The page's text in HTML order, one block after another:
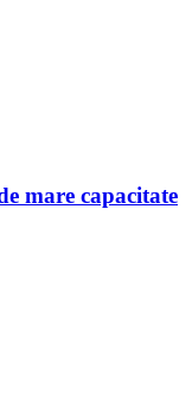
mare capacitate